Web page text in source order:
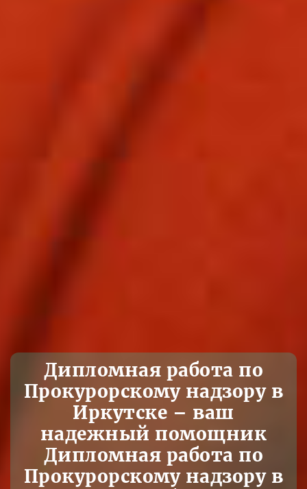
Дипломная работа по
Прокурорскому надзору в
Иркутске – ваш
надежный помощник
Дипломная работа по
Прокурорскому надзору в